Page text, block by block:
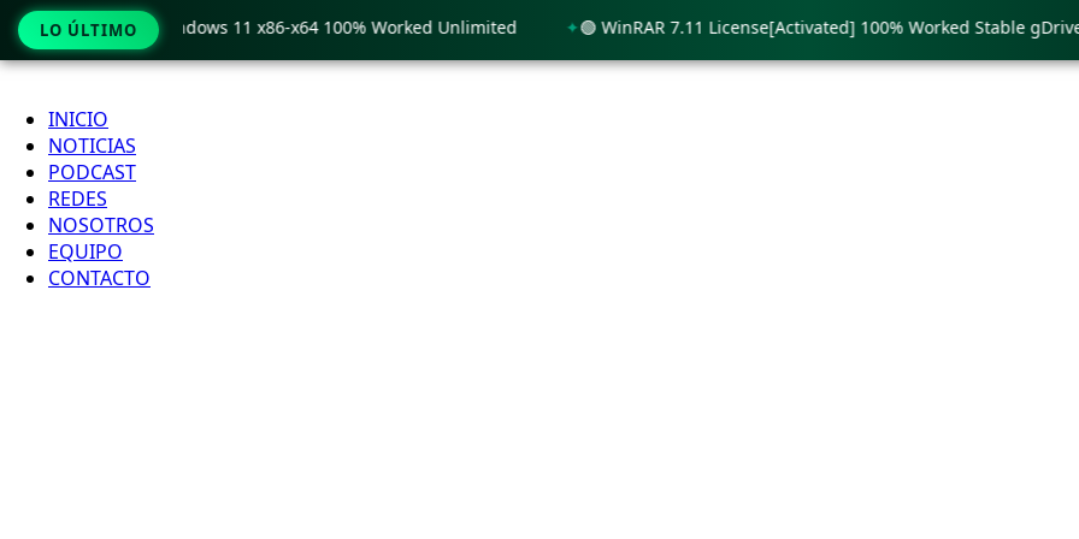
Ir
contenido
INICIO
NOTICIAS
PODCAST
REDES
NOSOTROS
EQUIPO
CONTACTO
LO ÚLTIMO
Crack only Windows 11 x86-x64 100% Worked Unlimited 🟢 WinRAR 7.11 License[Activated] 100% Worked Stable gDrive